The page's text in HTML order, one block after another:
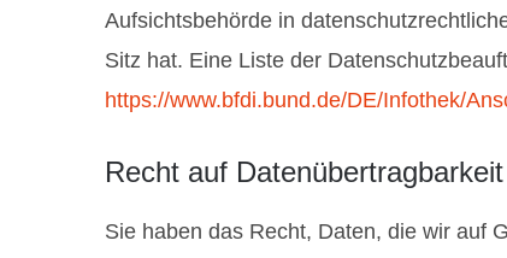
Aufsichtsbehörde in
Sitz hat. Eine Liste der
https://www.bfdi.bund.de/DE/Infothek/
Recht auf Datenübertragbarkeit
Sie haben das Recht, Daten, die wir auf